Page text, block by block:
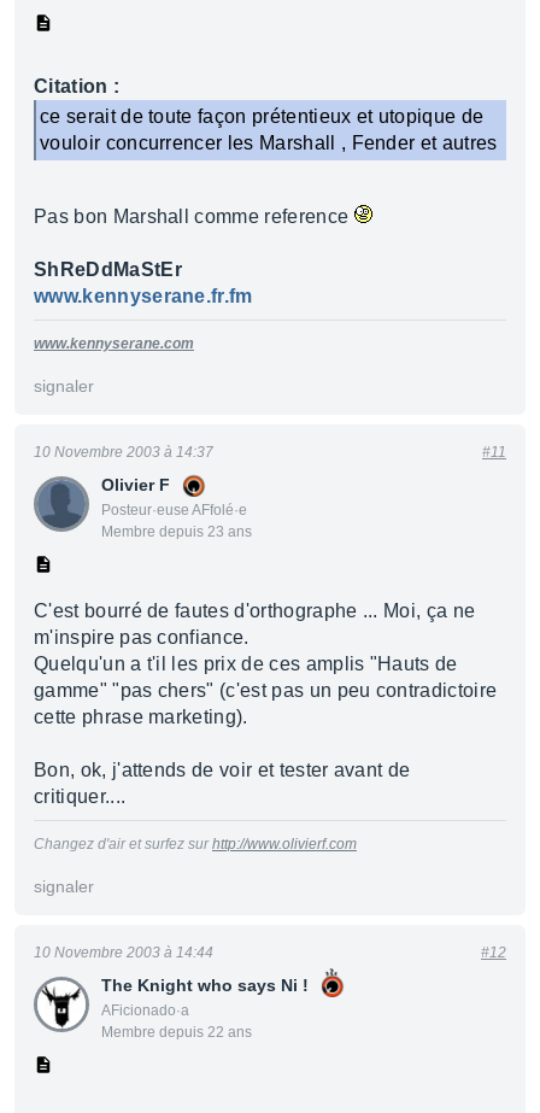
Citation :
ce serait de toute façon prétentieux et utopique de
vouloir concurrencer les Marshall , Fender et autres
Pas bon Marshall comme reference
ShReDdMaStEr
www.kennyserane.fr.fm
www.kennyserane.com
signaler
Olivier F
Posteur·euse AFfolé·e
Membre depuis 23 ans
10 Novembre 2003 à 14:37 #11
C'est bourré de fautes d'orthographe ... Moi, ça ne
m'inspire pas confiance.
Quelqu'un a t'il les prix de ces amplis "Hauts de
gamme" "pas chers" (c'est pas un peu contradictoire
cette phrase marketing).
Bon, ok, j'attends de voir et tester avant de
critiquer....
Changez d'air et surfez surhttp://www.olivierf.com
signaler
The Knight who says Ni !
AFicionado·a
Membre depuis 22 ans
10 Novembre 2003 à 14:44 #12